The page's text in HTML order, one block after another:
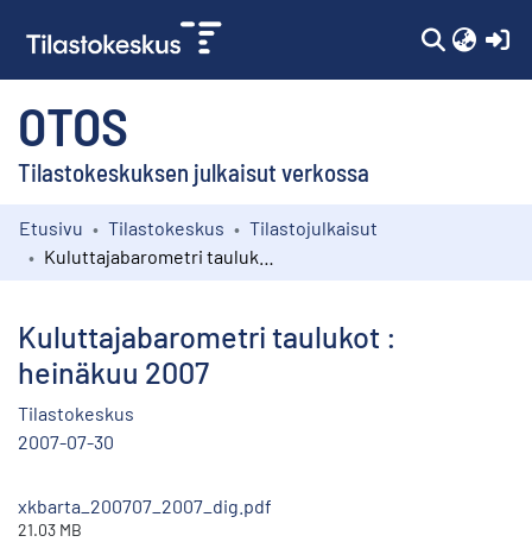
OTOS
Tilastokeskuksen julkaisut verkossa
Kokoelmat
Etusivu Tilastokeskus
Tilastojulkaisut
Kuluttajabarometri taulukot :
heinäkuu 2007
Tilastokeskus
2007-07-30
xkbarta_200707_2007_dig.pdf
21.03 MB